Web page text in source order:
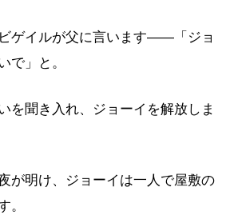
ゲイルが父に言います——「ジョ
で」と。
を聞き入れ、ジョーイを解放しま
が明け、ジョーイは一人で屋敷の
。